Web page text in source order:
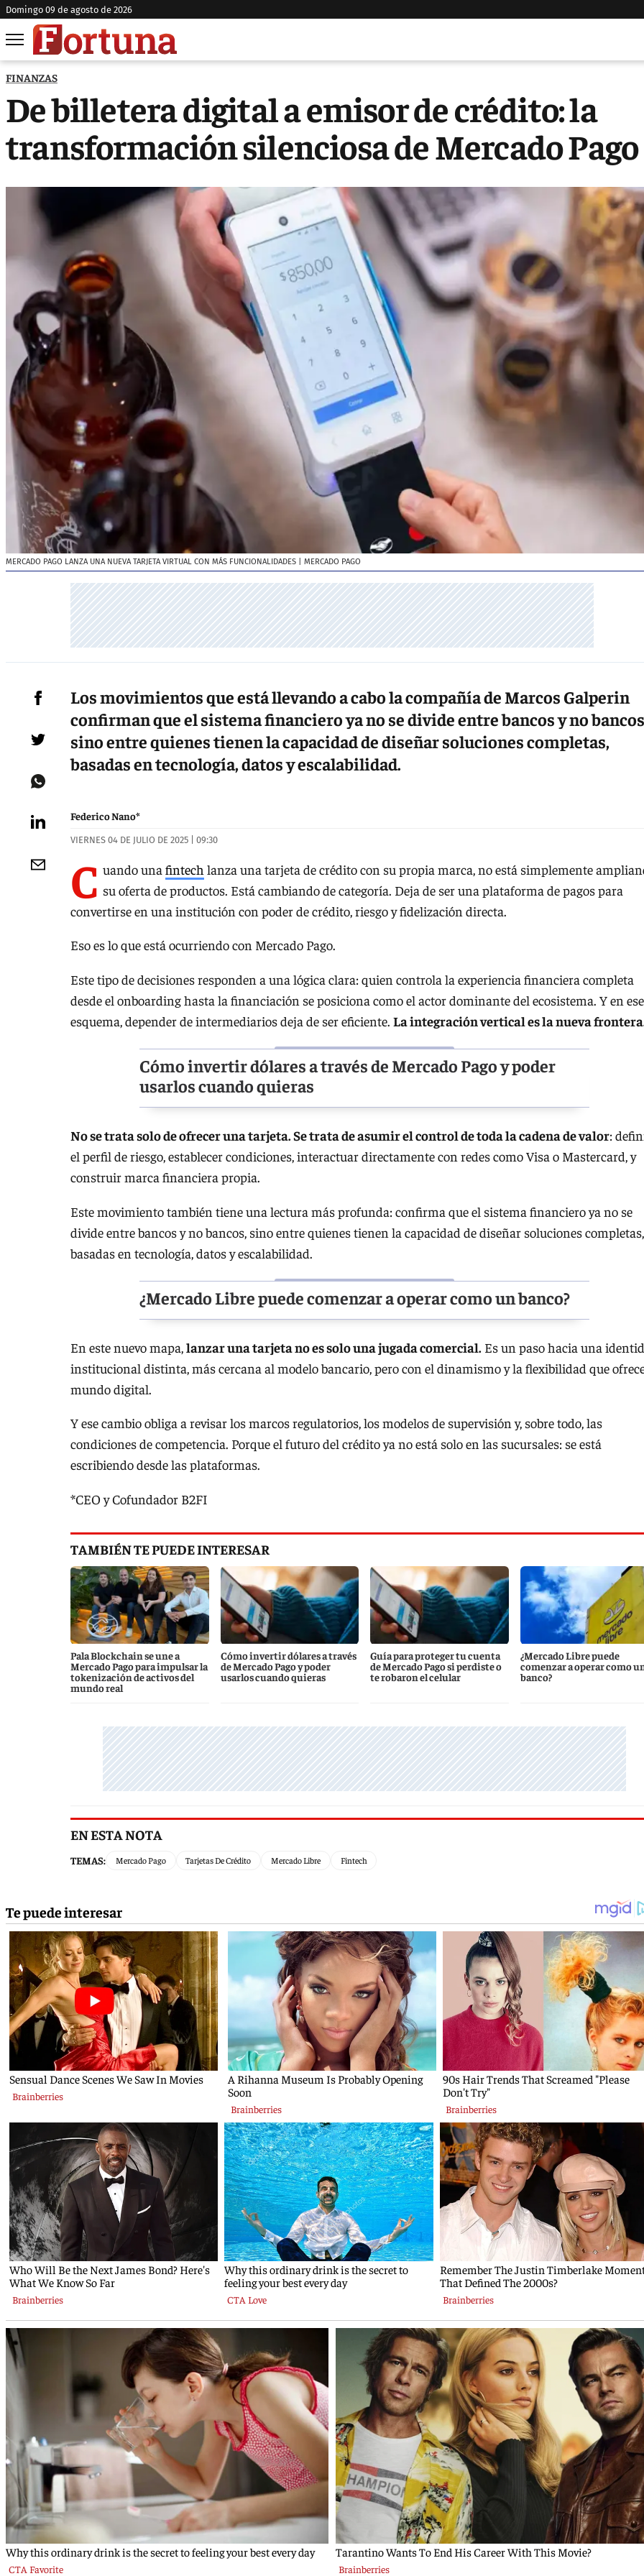
domingo 09 de agosto de 2026
FINANZAS
De billetera digital a emisor de crédito: la
transformación silenciosa de Mercado Pago
MERCADO PAGO LANZA UNA NUEVA TARJETA VIRTUAL CON MÁS FUNCIONALIDADES | MERCADO PAGO
Los movimientos que está llevando a cabo la compañía de Marcos Galperin
confirman que el sistema financiero ya no se divide entre bancos y no
sino entre quienes tienen la capacidad de diseñar soluciones completas,
basadas en tecnología, datos y escalabilidad.
Federico Nano*
VIERNES 04 DE JULIO DE 2025 | 09:30
C uando una fintech lanza una tarjeta de crédito con su propia marca, no está simplemente
su oferta de productos. Está cambiando de categoría. Deja de ser una plataforma de pagos para
convertirse en una institución con poder de crédito, riesgo y fidelización directa.
Eso es lo que está ocurriendo con Mercado Pago.
Este tipo de decisiones responden a una lógica clara: quien controla la experiencia financiera completa
desde el onboarding hasta la financiación se posiciona como el actor dominante del ecosistema. Y en ese
esquema, depender de intermediarios deja de ser eficiente. La integración vertical es la nueva
Cómo invertir dólares a través de Mercado Pago y poder
usarlos cuando quieras
No se trata solo de ofrecer una tarjeta. Se trata de asumir el control de toda la cadena de valor:
el perfil de riesgo, establecer condiciones, interactuar directamente con redes como Visa o Mastercard, y
construir marca financiera propia.
Este movimiento también tiene una lectura más profunda: confirma que el sistema financiero ya no se
divide entre bancos y no bancos, sino entre quienes tienen la capacidad de diseñar soluciones completas,
basadas en tecnología, datos y escalabilidad.
¿Mercado Libre puede comenzar a operar como un banco?
En este nuevo mapa, lanzar una tarjeta no es solo una jugada comercial. Es un paso hacia una
institucional distinta, más cercana al modelo bancario, pero con el dinamismo y la flexibilidad que
mundo digital.
Y ese cambio obliga a revisar los marcos regulatorios, los modelos de supervisión y, sobre todo, las
condiciones de competencia. Porque el futuro del crédito ya no está solo en las sucursales: se está
escribiendo desde las plataformas.
*CEO y Cofundador B2FI
TAMBIÉN TE PUEDE INTERESAR
Pala Blockchain se une a
Mercado Pago para impulsar la
tokenización de activos del
mundo real
Cómo invertir dólares a través
de Mercado Pago y poder
usarlos cuando quieras
Guía para proteger tu cuenta
de Mercado Pago si perdiste o
te robaron el celular
¿Mercado Libre puede
comenzar a operar como
banco?
EN ESTA NOTA
TEMAS: Mercado Pago Tarjetas De Crédito Mercado Libre Fintech